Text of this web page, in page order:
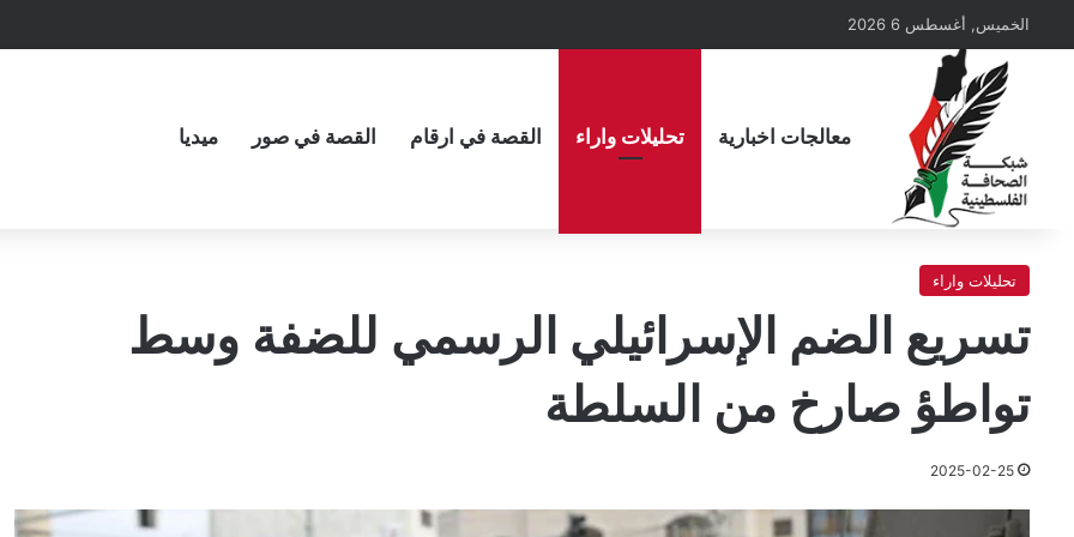
الخميس, أغسطس 6 2026
معالجات اخبارية تحليلات واراء القصة في ارقام القصة في صور ميديا
تحليلات واراء
تسريع الضم الإسرائيلي الرسمي للضفة وسط
تواطؤ صارخ من السلطة
2025-02-25